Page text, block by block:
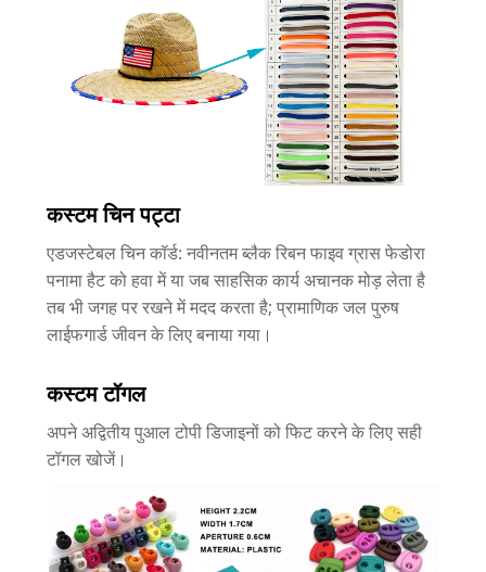
कस्टम चिन पट्टा
एडजस्टेबल चिन कॉर्ड: नवीनतम ब्लैक रिबन फाइव ग्रास फेडोरा
पनामा हैट को हवा में या जब साहसिक कार्य अचानक मोड़ लेता है
तब भी जगह पर रखने में मदद करता है; प्रामाणिक जल पुरुष
लाईफगार्ड जीवन के लिए बनाया गया।
कस्टम टॉगल
अपने अद्वितीय पुआल टोपी डिजाइनों को फिट करने के लिए सही
टॉगल खोजें।